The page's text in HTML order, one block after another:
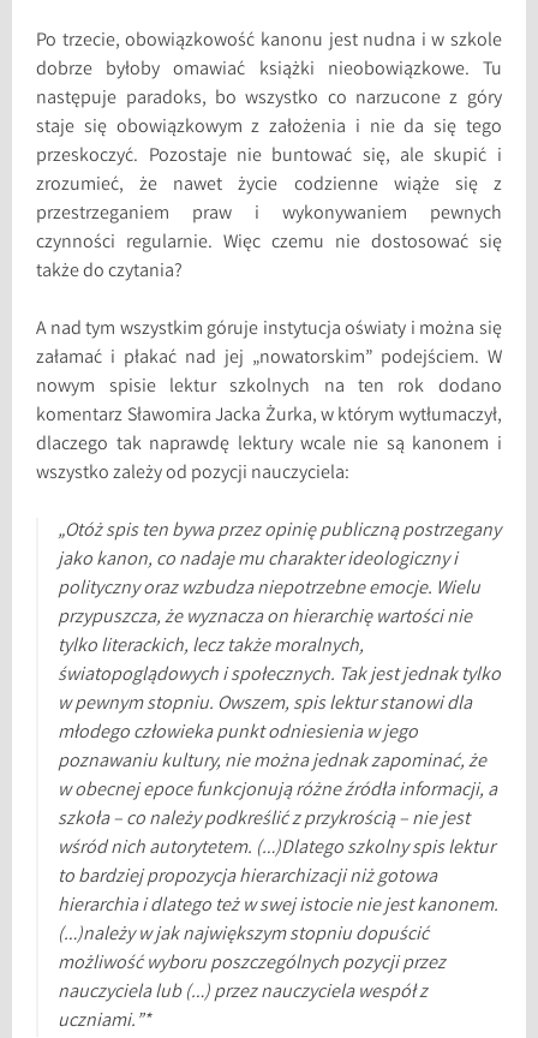
Po trzecie, obowiązkowość kanonu jest nudna i w szkole
dobrze byłoby omawiać książki nieobowiązkowe. Tu
następuje paradoks, bo wszystko co narzucone z góry
staje się obowiązkowym z założenia i nie da się tego
przeskoczyć. Pozostaje nie buntować się, ale skupić i
zrozumieć, że nawet życie codzienne wiąże się z
przestrzeganiem praw i wykonywaniem pewnych
czynności regularnie. Więc czemu nie dostosować się
także do czytania?
A nad tym wszystkim góruje instytucja oświaty i można się
załamać i płakać nad jej „nowatorskim” podejściem. W
nowym spisie lektur szkolnych na ten rok dodano
komentarz Sławomira Jacka Żurka, w którym wytłumaczył,
dlaczego tak naprawdę lektury wcale nie są kanonem i
wszystko zależy od pozycji nauczyciela:
„Otóż spis ten bywa przez opinię publiczną postrzegany
jako kanon, co nadaje mu charakter ideologiczny i
polityczny oraz wzbudza niepotrzebne emocje. Wielu
przypuszcza, że wyznacza on hierarchię wartości nie
tylko literackich, lecz także moralnych,
światopoglądowych i społecznych. Tak jest jednak tylko
w pewnym stopniu. Owszem, spis lektur stanowi dla
młodego człowieka punkt odniesienia w jego
poznawaniu kultury, nie można jednak zapominać, że
w obecnej epoce funkcjonują różne źródła informacji, a
szkoła – co należy podkreślić z przykrością – nie jest
wśród nich autorytetem. (…)Dlatego szkolny spis lektur
to bardziej propozycja hierarchizacji niż gotowa
hierarchia i dlatego też w swej istocie nie jest kanonem.
(…)należy w jak największym stopniu dopuścić
możliwość wyboru poszczególnych pozycji przez
nauczyciela lub (…) przez nauczyciela wespół z
uczniami.”*